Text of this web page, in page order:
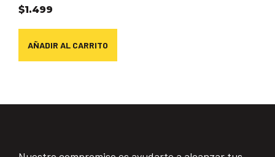
$1.499
AÑADIR AL CARRITO